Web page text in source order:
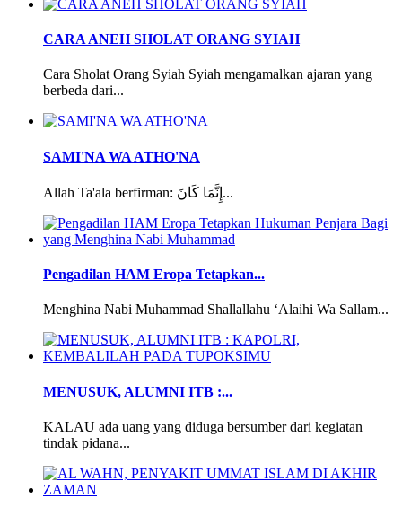
CARA ANEH SHOLAT ORANG SYIAH
Cara Sholat Orang Syiah Syiah mengamalkan ajaran yang
berbeda dari...
SAMI'NA WA ATHO'NA
Allah Ta'ala berfirman: إِنَّمَا كَانَ...
Pengadilan HAM Eropa Tetapkan...
Menghina Nabi Muhammad Shallallahu ‘Alaihi Wa Sallam...
MENUSUK, ALUMNI ITB :...
KALAU ada uang yang diduga bersumber dari kegiatan
tindak pidana...